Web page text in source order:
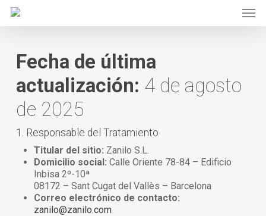
Skip
main
Fecha de última
actualización: 4 de agosto
de 2025
1. Responsable del Tratamiento
Titular del sitio: Zanilo S.L.
Domicilio social: Calle Oriente 78-84 – Edificio
Inbisa 2º-10ª
08172 – Sant Cugat del Vallès – Barcelona
Correo electrónico de contacto:
zanilo@zanilo.com